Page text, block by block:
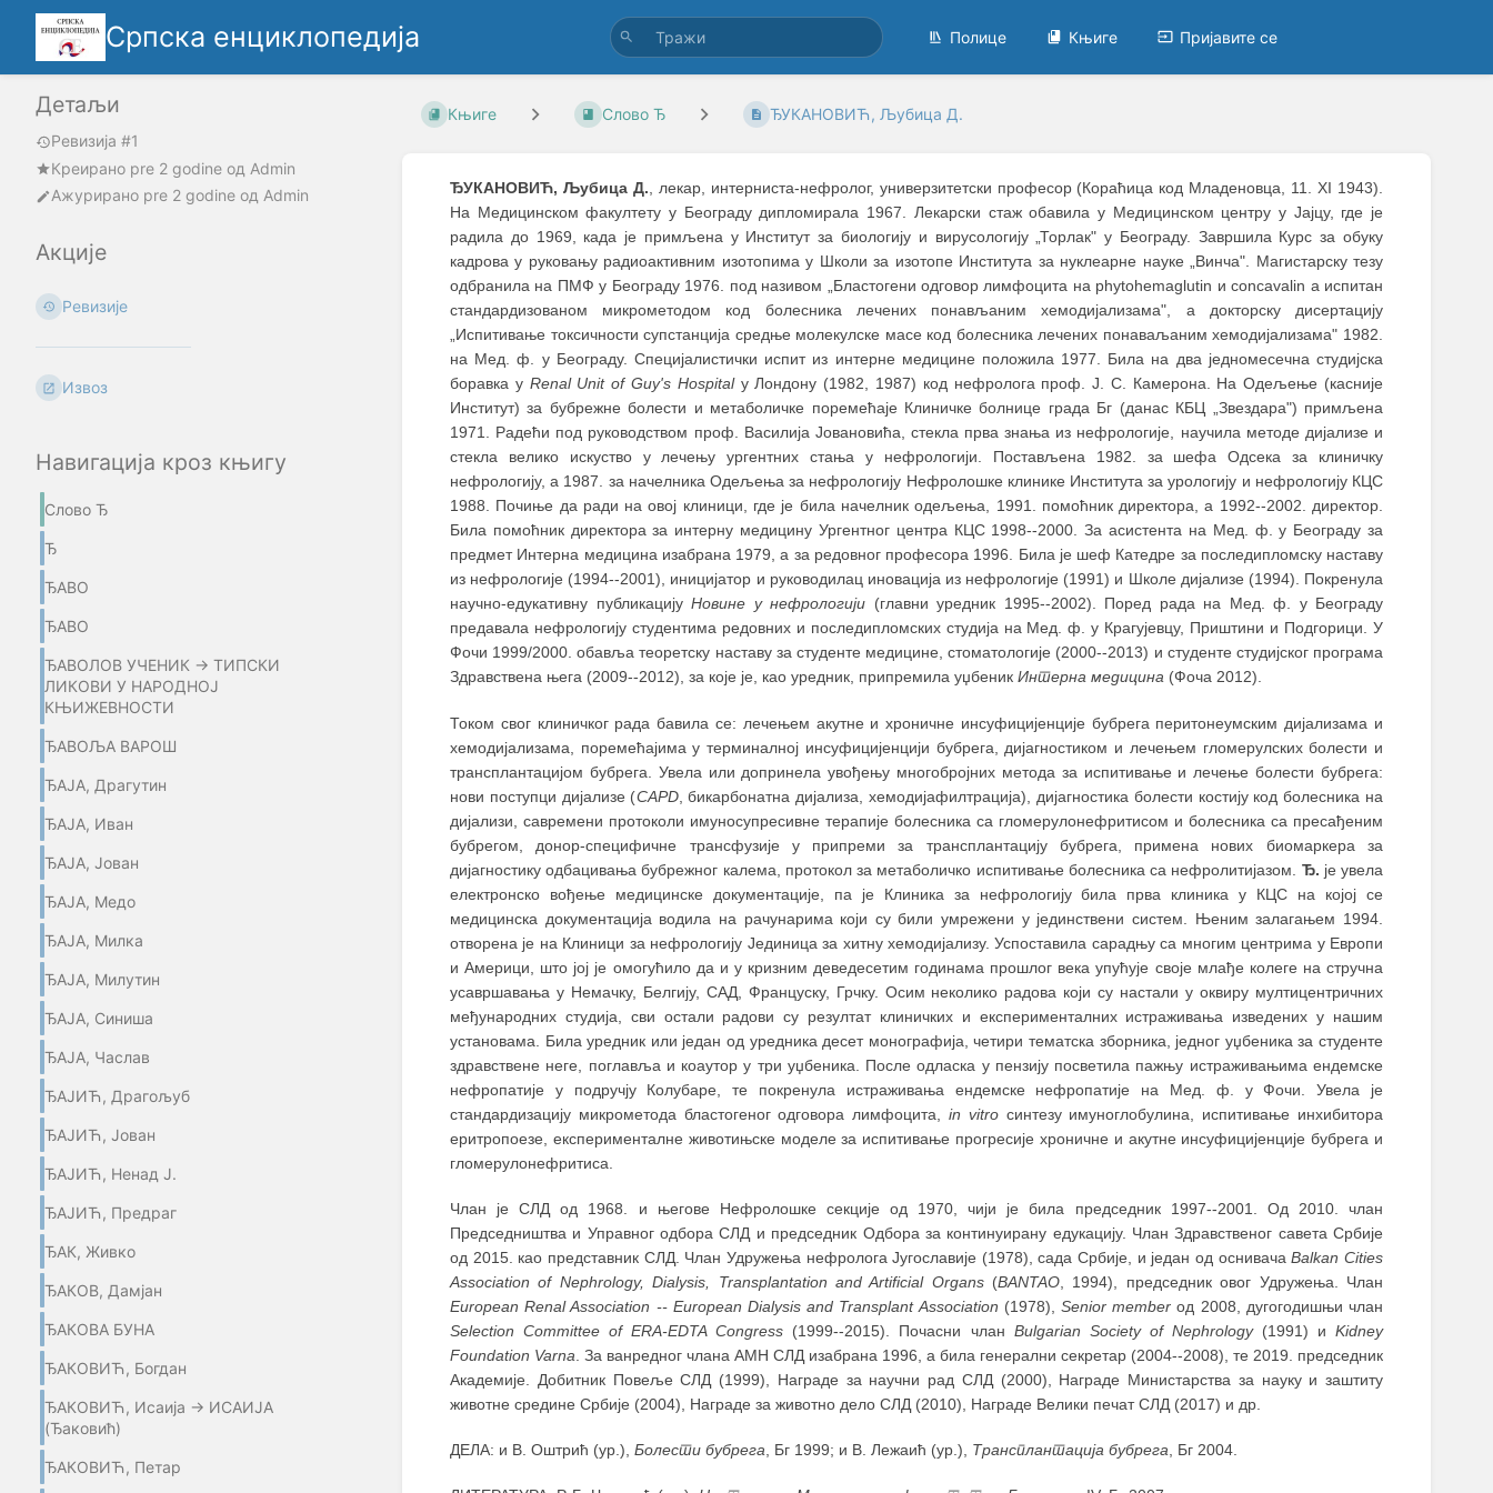
Српска енциклопедија Полице Књиге Пријавите се
Детаљи
Ревизија #1
Креирано pre 2 godine oд Admin
Ажурирано pre 2 godine од Admin
Акције
Ревизије
Извоз
Навигација кроз књигу
Слово Ђ
Ђ
ЂАВО
ЂАВО
ЂАВОЛОВ УЧЕНИК → ТИПСКИ
ЛИКОВИ У НАРОДНОЈ
КЊИЖЕВНОСТИ
ЂАВОЉА ВАРОШ
ЂАЈА, Драгутин
ЂАЈА, Иван
ЂАЈА, Јован
ЂАЈА, Медо
ЂАЈА, Милка
ЂАЈА, Милутин
ЂАЈА, Синиша
ЂАЈА, Часлав
ЂАЈИЋ, Драгољуб
ЂАЈИЋ, Јован
ЂАЈИЋ, Ненад Ј.
ЂАЈИЋ, Предраг
ЂАК, Живко
ЂАКОВ, Дамјан
ЂАКОВА БУНА
ЂАКОВИЋ, Богдан
ЂАКОВИЋ, Исаија → ИСАИЈА
(Ђаковић)
ЂАКОВИЋ, Петар
Књиге Слово Ђ ЂУКАНОВИЋ, Љубица Д.
ЂУКАНОВИЋ, Љубица Д., лекар, интерниста-нефролог, универзитетски професор (Кораћица код Младеновца, 11. XI 1943).
На Медицинском факултету у Београду дипломирала 1967. Лекарски стаж обавила у Медицинском центру у Јајцу, где је
радила до 1969, када је примљена у Институт за биологију и вирусологију „Торлак" у Београду. Завршила Курс за обуку
кадрова у руковању радиоактивним изотопима у Школи за изотопе Института за нуклеарне науке „Винча". Магистарску тезу
одбранила на ПМФ у Београду 1976. под називом „Бластогени одговор лимфоцита на phytohemaglutin и concavalin а испитан
стандардизованом микрометодом код болесника лечених понављаним хемодијализама", а докторску дисертацију
„Испитивање токсичности супстанција средње молекулске масе код болесника лечених понаваљаним хемодијализама" 1982.
на Мед. ф. у Београду. Специјалистички испит из интерне медицине положила 1977. Била на два једномесечна студијска
боравка у Renal Unit of Guy's Hospitalу Лондону (1982, 1987) код нефролога проф. Ј. С. Камеронa. На Одељење (касније
Институт) за бубрежне болести и метаболичке поремећаје Клиничке болнице града Бг (данас КБЦ „Звездара") примљена
1971. Радећи под руководством проф. Василија Јовановића, стекла прва знања из нефрологије, научила методе дијализе и
стекла велико искуство у лечењу ургентних стања у нефрологији. Постављена 1982. за шефа Одсека за клиничку
нефрологију, а 1987. за начелника Одељења за нефрологију Нефролошке клинике Института за урологију и нефрологију КЦС
1988. Почиње да ради на овој клиници, где је била начелник одељења, 1991. помоћник директора, а 1992--2002. директор.
Била помоћник директора за интерну медицину Ургентног центра КЦС 1998--2000. За асистента на Мед. ф. у Београду за
предмет Интерна медицина изабрана 1979, а за редовног професора 1996. Била је шеф Катедре за последипломску наставу
из нефрологије (1994--2001), иницијатор и руководилац иновација из нефрологије (1991) и Школе дијализе (1994). Покренула
научно-едукативну публикацију Новине у нефрологији (главни уредник 1995--2002). Поред рада на Мед. ф. у Београду
предавала нефрологију студентима редовних и последипломских студија на Мед. ф. у Крагујевцу, Приштини и Подгорици. У
Фочи 1999/2000. обавља теоретску наставу за студенте медицине, стоматологије (2000--2013) и студенте студијског програма
Здравствена њега (2009--2012), за које је, као уредник, припремила уџбеник Интерна медицина (Фоча 2012).
Током свог клиничког рада бавила се: лечењем акутне и хроничне инсуфицијенције бубрега перитонеумским дијализама и
хемодијализама, поремећајима у терминалној инсуфицијенцији бубрега, дијагностиком и лечењем гломерулских болести и
трансплантацијом бубрега. Увела или допринела увођењу многобројних метода за испитивање и лечење болести бубрега:
нови поступци дијализе (CAPD, бикарбонатна дијализа, хемодијафилтрација), дијагностика болести костију код болесника на
дијализи, савремени протоколи имуносупресивне терапије болесника са гломерулонефритисом и болесника са пресађеним
бубрегом, донор-специфичне трансфузије у припреми за трансплантацију бубрега, примена нових биомаркера за
дијагностику одбацивања бубрежног калема, протокол за метаболичко испитивање болесника са нефролитијазом. Ђ. је увела
електронско вођење медицинске документације, па је Клиника за нефрологију била прва клиника у КЦС на којој се
медицинска документација водила на рачунарима који су били умрежени у јединствени систем. Њеним залагањем 1994.
отворена је на Клиници за нефрологију Јединица за хитну хемодијализу. Успоставила сарадњу са многим центрима у Европи
и Америци, што јој је омогућило да и у кризним деведесетим годинама прошлог века упућује своје млађе колеге на стручна
усавршавања у Немачку, Белгију, САД, Француску, Грчку. Осим неколико радова који су настали у оквиру мултицентричних
међународних студија, сви остали радови су резултат клиничких и експерименталних истраживања изведених у нашим
установама. Била уредник или један од уредника десет монографија, четири тематска зборника, једног уџбеника за студенте
здравствене неге, поглавља и коаутор у три уџбеника. После одласка у пензију посветила пажњу истраживањима ендемске
нефропатије у подручју Колубаре, те покренула истраживања ендемске нефропатије на Мед. ф. у Фочи. Увела је
стандардизацију микрометода бластогеног одговора лимфоцита, in vitroсинтезу имуноглобулина, испитивање инхибитора
еритропоезе, експерименталне животињске моделе за испитивање прогресије хроничне и акутне инсуфицијенције бубрега и
гломерулонефритиса.
Члан је СЛД од 1968. и његове Нефролошке секције од 1970, чији је била председник 1997--2001. Од 2010. члан
Председништва и Управног одбора СЛД и председник Одбора за континуирану едукацију. Члан Здравственог савета Србије
од 2015. као представник СЛД. Члан Удружења нефролога Југославије (1978), сада Србије, и један од оснивачаBalkan Cities
Association of Nephrology, Dialysis, Transplantation and Artificial Organs(BANTAO , 1994), председник овог Удружења. Члан
European Renal Association -- European Dialysis and Transplant Association (1978),Senior member од 2008, дугогодишњи члан
Selection Committee of ERA-EDTA Congress (1999--2015). Почасни члан Bulgarian Society of Nephrology(1991) иKidney
Foundation Varna . За ванредног члана АМН СЛД изабрана 1996, а била генерални секретар (2004--2008), те 2019. председник
Академије. Добитник Повеље СЛД (1999), Награде за научни рад СЛД (2000), Награде Министарства за науку и заштиту
животне средине Србије (2004), Награде за животно дело СЛД (2010), Награде Велики печат СЛД (2017) и др.
ДЕЛА: и В. Оштрић (ур.), Болести бубрега , Бг 1999; и В. Лежаић (ур.), Трансплантација бубрега , Бг 2004.